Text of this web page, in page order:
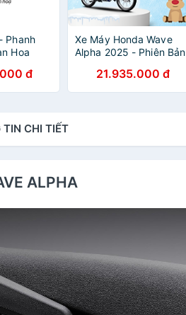
Phanh
Hoa
đ
Xe Máy Honda Wave
Alpha 2025 - Phiên Bản
21.935.000 đ
TIN CHI TIẾT
ALPHA